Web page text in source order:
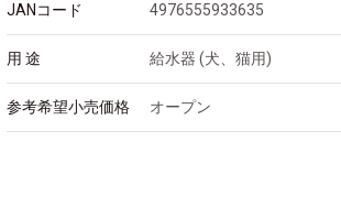
JANコード 4976555933635
用 途 給水器 (犬、猫用)
参考希望小売価格 オープン